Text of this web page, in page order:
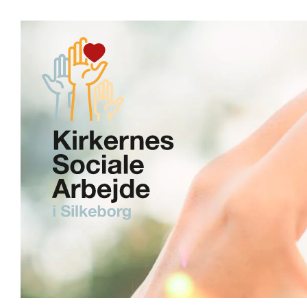
Skip to main content